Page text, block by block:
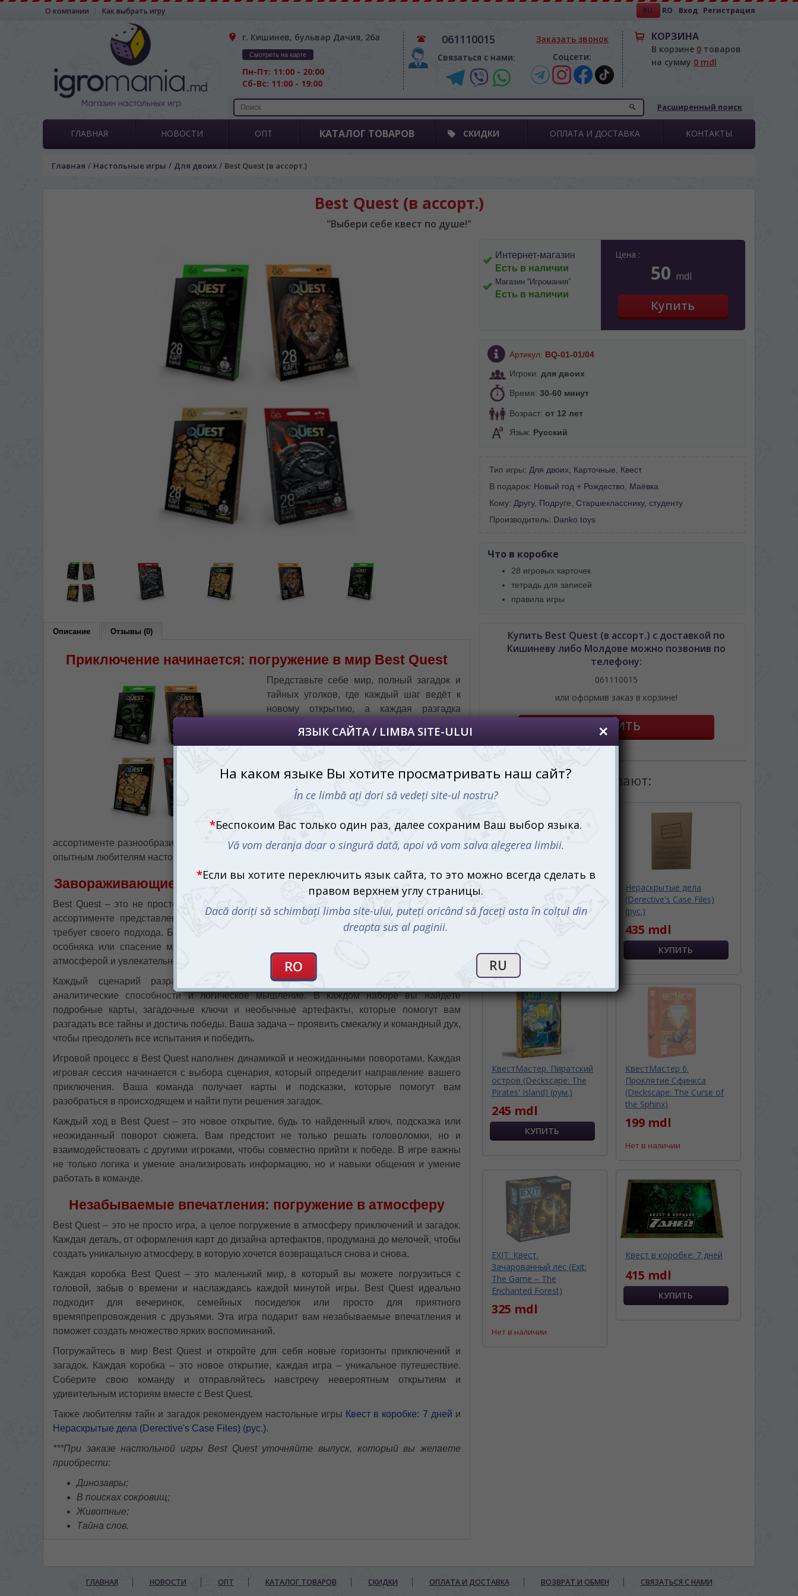
О компании Как выбрать игру RU RO Вход Регистрация
г. Кишинев, бульвар Дачия, 26а
Смотреть на карте
Пн-Пт: 11:00 - 20:00
Сб-Вс: 11:00 - 19:00
061110015
Связаться с нами:
Заказать звонок
Соцсети:
КОРЗИНА
В корзине 0товаров
на сумму 0 mdl
Расширенный поиск
ГЛАВНАЯ НОВОСТИ ОПТ КАТАЛОГ ТОВАРОВ СКИДКИ ОПЛАТА И ДОСТАВКА КОНТАКТЫ
Главная / Настольные игры / Для двоих / Best Quest (в ассорт.)
Best Quest (в ассорт.)
"Выбери себе квест по душе!"
Описание Отзывы (0)
Приключение начинается: погружение в мир Best Quest
Представьте себе мир, полный загадок и
тайных уголков, где каждый шаг ведёт к
новому открытию, а каждая разгадка
удовлетворения. Добро пожаловать в
элемент – ключ к разгадке, а каждая
минута игры – незабываемое
Настольная игра Best Quest предлагает в
ассортименте разнообразие сценариев и квестов, которые понравятся как новичкам, так и
опытным любителям настольных игр.
Завораживающие сценарии: выбирайте свое приключение
Best Quest – это не просто игра, а целая коллекция удивительных карточных квестов. В
ассортименте представлены самые разные сценарии, каждый из которых уникален и
требует своего подхода. Будь то поиск сокровищ в древнем храме, побег из загадочного
особняка или спасение мира от надвигающейся угрозы, каждый квест обладает своей
атмосферой и увлекательной историей.
Каждый сценарий разработан таким образом, чтобы задействовать все ваши
аналитические способности и логическое мышление. В каждом наборе вы найдёте
подробные карты, загадочные ключи и необычные артефакты, которые помогут вам
разгадать все тайны и достичь победы. Ваша задача – проявить смекалку и командный дух,
чтобы преодолеть все испытания и победить.
Игровой процесс в Best Quest наполнен динамикой и неожиданными поворотами. Каждая
игровая сессия начинается с выбора сценария, который определит направление вашего
приключения. Ваша команда получает карты и подсказки, которые помогут вам
разобраться в происходящем и найти пути решения загадок.
Каждый ход в Best Quest – это новое открытие, будь то найденный ключ, подсказка или
неожиданный поворот сюжета. Вам предстоит не только решать головоломки, но и
взаимодействовать с другими игроками, чтобы совместно прийти к победе. В игре важны
не только логика и умение анализировать информацию, но и навыки общения и умение
работать в команде.
Незабываемые впечатления: погружение в атмосферу
Best Quest – это не просто игра, а целое погружение в атмосферу приключений и загадок.
Каждая деталь, от оформления карт до дизайна артефактов, продумана до мелочей, чтобы
создать уникальную атмосферу, в которую хочется возвращаться снова и снова.
Каждая коробка Best Quest – это маленький мир, в который вы можете погрузиться с
головой, забыв о времени и наслаждаясь каждой минутой игры. Best Quest идеально
подходит для вечеринок, семейных посиделок или просто для приятного
времяпрепровождения с друзьями. Эта игра подарит вам незабываемые впечатления и
поможет создать множество ярких воспоминаний.
Погружайтесь в мир Best Quest и откройте для себя новые горизонты приключений и
загадок. Каждая коробка – это новое открытие, каждая игра – уникальное путешествие.
Соберите свою команду и отправляйтесь навстречу невероятным открытиям и
удивительным историям вместе с Best Quest.
Также любителям тайн и загадок рекомендуем настольные игры Квест в коробке: 7 дней и
Нераскрытые дела (Derective's Case Files) (рус.).
***При заказе настольной игры Best Quest уточняйте выпуск, который вы желаете
приобрести:
Динозавры;
В поисках сокровищ;
Животные;
Тайна слов.
Цена :
50 mdl
Интернет-магазин
Есть в наличии
Магазин “Игромания”
Есть в наличии
Артикул: BQ-01-01/04
Игроки: для двоих
Время: 30-60 минут
Возраст: от 12 лет
Язык: Русский
Тип игры: Для двоих, Карточные
Квест
В подарок: Новый год + Рождество
Маёвка
Кому: Другу, Подруге
Старшекласснику, студенту
Производитель: Danko toys
Что в коробке
28 игровых карточек
тетрадь для записей
правила игры
Купить Best Quest (в ассорт.) с доставкой по
Кишиневу либо Молдове можно позвонив по
телефону:
061110015
или оформив заказ в корзине!
С этим товаром покупают:
1099 mdl
Нераскрытые дела
(Derective's Case Files)
(рус.)
435 mdl
КвестМастер. Пиратский
остров (Deckscape: The
Pirates' Island) (рум.)
245 mdl
КвестМастер 6.
Проклятие Сфинкса
(Deckscape: The Curse of
the Sphinx)
199 mdl
Нет в наличии
EXIT: Квест.
Зачарованный лес (Exit:
The Game – The
Enchanted Forest)
325 mdl
Нет в наличии
Квест в коробке: 7 дней
415 mdl
ГЛАВНАЯ НОВОСТИ ОПТ КАТАЛОГ ТОВАРОВ СКИДКИ ОПЛАТА И ДОСТАВКА ВОЗВРАТ И ОБМЕН СВЯЗАТЬСЯ С НАМИ
ЯЗЫК САЙТА / LIMBA SITE-ULUI
На каком языке Вы хотите просматривать наш сайт?
Vă vom deranja doar o singură dată, apoi vă vom salva alegerea limbii.
Если вы хотите переключить язык сайта, то это можно всегда сделать в
правом верхнем углу страницы.